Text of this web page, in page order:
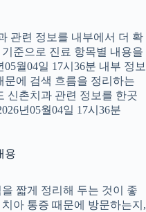
관련 정보를 내부에서 더 확
준으로 진료 항목별 내용을
월04일 17시36분 내부 정보
문에 검색 흐름을 정리하는
신촌치과 관련 정보를 한곳
년05월04일 17시36분
용
짧게 정리해 두는 것이 좋
치아 통증 때문에 방문하는지,